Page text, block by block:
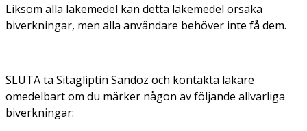
Liksom alla läkemedel kan detta läkemedel orsaka
biverkningar, men alla användare behöver inte få dem.
SLUTA ta Sitagliptin Sandoz och kontakta läkare
omedelbart om du märker någon av följande allvarliga
biverkningar: